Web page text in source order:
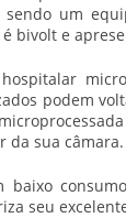
um
é bivolt e
podem
da sua câmara.
baixo
seu